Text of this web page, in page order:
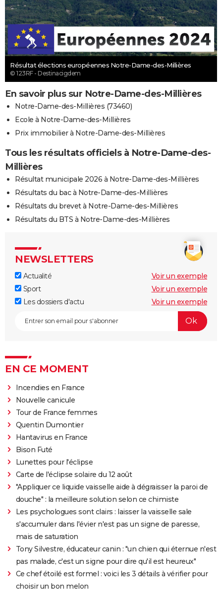
Résultat élections européennes Notre-Dame-des-Millières
© 123RF - Destinacigdem
En savoir plus sur Notre-Dame-des-Millières
Notre-Dame-des-Millières (73460)
Ecole à Notre-Dame-des-Millières
Prix immobilier à Notre-Dame-des-Millières
Tous les résultats officiels à Notre-Dame-des-
Millières
Résultat municipale 2026 à Notre-Dame-des-Millières
Résultats du bac à Notre-Dame-des-Millières
Résultats du brevet à Notre-Dame-des-Millières
Résultats du BTS à Notre-Dame-des-Millières
NEWSLETTERS
Actualité
Voir un exemple
Sport
Voir un exemple
Les dossiers d'actu
Voir un exemple
EN CE MOMENT
Incendies en France
Nouvelle canicule
Tour de France femmes
Quentin Dumontier
Hantavirus en France
Bison Futé
Lunettes pour l'éclipse
Carte de l'éclipse solaire du 12 août
"Appliquer ce liquide vaisselle aide à dégraisser la paroi de
douche" : la meilleure solution selon ce chimiste
Les psychologues sont clairs : laisser la vaisselle sale
s'accumuler dans l'évier n'est pas un signe de paresse,
mais de saturation
Tony Silvestre, éducateur canin : "un chien qui éternue n'est
pas malade, c'est un signe pour dire qu'il est heureux"
Ce chef étoilé est formel : voici les 3 détails à vérifier pour
choisir un bon melon